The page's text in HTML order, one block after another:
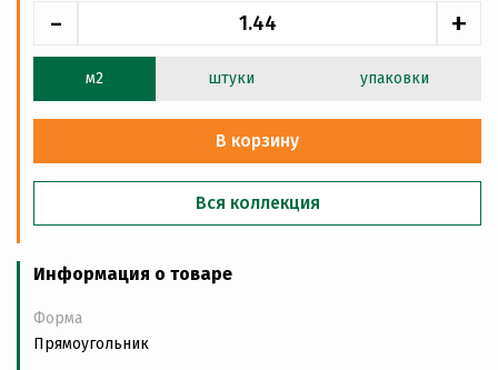
- +
м2 штуки упаковки
В корзину
Вся коллекция
Информация о товаре
Форма
Прямоугольник